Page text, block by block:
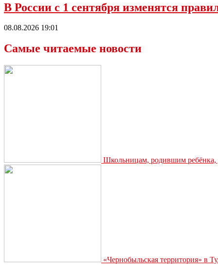
В России с 1 сентября изменятся
08.08.2026 19:01
Самые читаемые новости
Школьницам, родившим ребёнка,
«Чернобыльская территория» в